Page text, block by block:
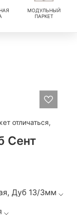
МОДУЛЬНЫЙ
ПАРКЕТ
отличаться,
Сент
Дуб 13/3мм